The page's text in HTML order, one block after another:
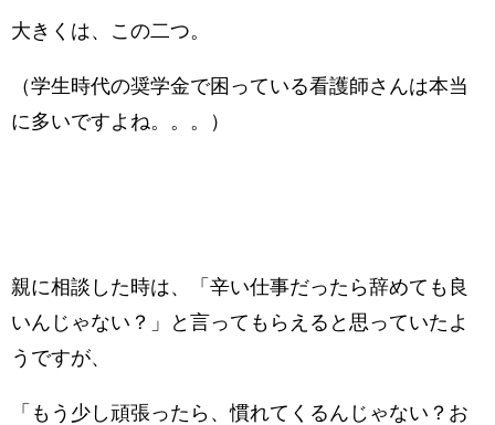
大きくは、この二つ。
（学生時代の奨学金で困っている看護師さんは本当
に多いですよね。。。）
親に相談した時は、「辛い仕事だったら辞めても良
いんじゃない？」と言ってもらえると思っていたよ
うですが、
「もう少し頑張ったら、慣れてくるんじゃない？お